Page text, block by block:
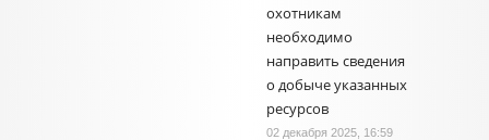
охотникам
необходимо
направить сведения
о добыче указанных
ресурсов
02 декабря 2025, 16:59